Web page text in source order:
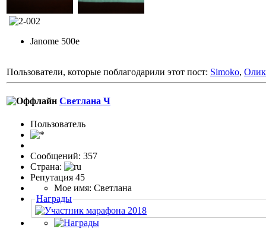
Janome 500e
Пользователи, которые поблагодарили этот пост: Simoko,
Светлана Ч
Пользовaтeль
Сообщений: 357
Страна:
Репутация 45
Мое имя: Светлана
Награды